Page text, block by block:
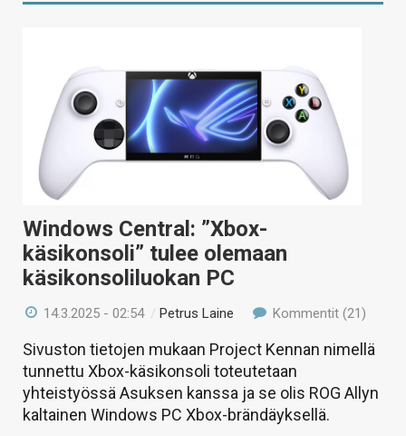
Windows Central: ”Xbox-
käsikonsoli” tulee olemaan
käsikonsoliluokan PC
14.3.2025 - 02:54 /Petrus Laine Kommentit (21)
Sivuston tietojen mukaan Project Kennan nimellä
tunnettu Xbox-käsikonsoli toteutetaan
yhteistyössä Asuksen kanssa ja se olis ROG Allyn
kaltainen Windows PC Xbox-brändäyksellä.